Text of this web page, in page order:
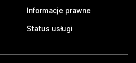
Informacje prawne
Status usługi